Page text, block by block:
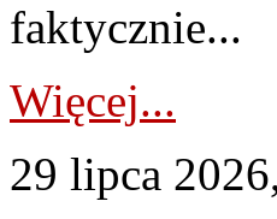
faktycznie...
Więcej...
29 lipca